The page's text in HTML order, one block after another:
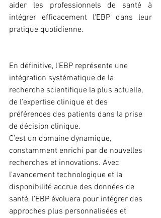
aider les professionnels de santé à
intégrer efficacement l'EBP dans leur
pratique quotidienne.
En définitive, l'EBP représente une
intégration systématique de la
recherche scientifique la plus actuelle,
de l'expertise clinique et des
préférences des patients dans la prise
de décision clinique.
C’est un domaine dynamique,
constamment enrichi par de nouvelles
recherches et innovations. Avec
l'avancement technologique et la
disponibilité accrue des données de
santé, l'EBP évoluera pour intégrer des
approches plus personnalisées et